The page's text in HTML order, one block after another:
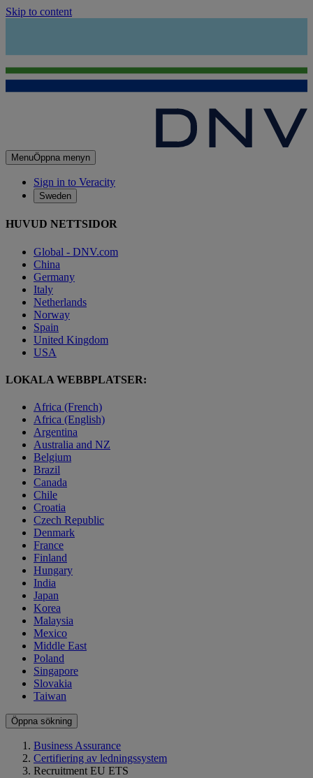
Skip to content
MenuÖppna menyn
Sign in to Veracity
Sweden
HUVUD NETTSIDOR
Global - DNV.com
China
Germany
Italy
Netherlands
Norway
Spain
United Kingdom
USA
LOKALA WEBBPLATSER:
Africa (French)
Africa (English)
Argentina
Australia and NZ
Belgium
Brazil
Canada
Chile
Croatia
Czech Republic
Denmark
France
Finland
Hungary
India
Japan
Korea
Malaysia
Mexico
Middle East
Poland
Singapore
Slovakia
Taiwan
Öppna sökning
Business Assurance
Certifiering av ledningssystem
Recruitment EU ETS